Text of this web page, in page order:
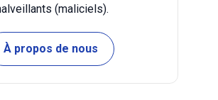
(maliciels).
À propos de nous